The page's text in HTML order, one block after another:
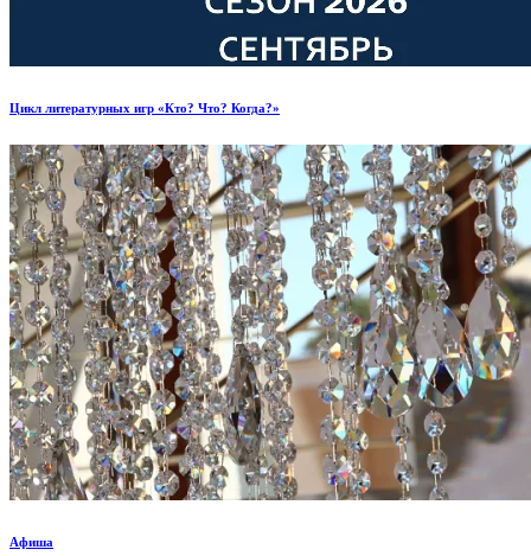
Цикл литературных игр «Кто? Что? Когда?»
Афиша